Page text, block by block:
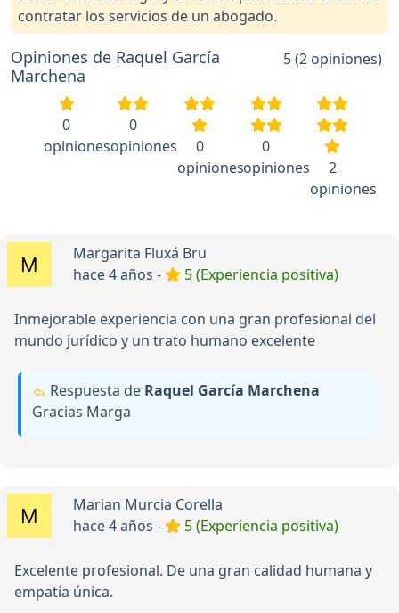
contratar los servicios de un abogado.
Opiniones de Raquel García
Marchena
5 (2 opiniones)
0
opiniones
0
opiniones
0
opiniones
0
opiniones
2
opiniones
Margarita Fluxá Bru
hace 4 años -
5 (Experiencia positiva)
Inmejorable experiencia con una gran profesional del
mundo jurídico y un trato humano excelente
Respuesta de Raquel García Marchena
Gracias Marga
Marian Murcia Corella
hace 4 años -
5 (Experiencia positiva)
Excelente profesional. De una gran calidad humana y
empatía única.